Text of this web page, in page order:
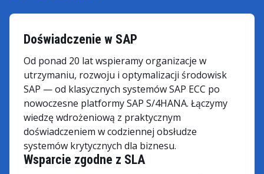
Doświadczenie w SAP
Od ponad 20 lat wspieramy organizacje w
utrzymaniu, rozwoju i optymalizacji środowisk
SAP — od klasycznych systemów SAP ECC po
nowoczesne platformy SAP S/4HANA. Łączymy
wiedzę wdrożeniową z praktycznym
doświadczeniem w codziennej obsłudze
systemów krytycznych dla biznesu.
Wsparcie zgodne z SLA